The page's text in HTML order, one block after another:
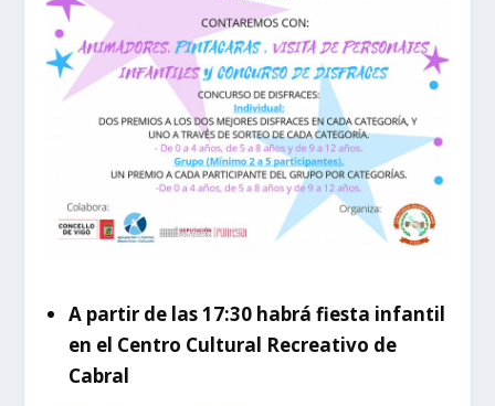
A partir de las 17:30 habrá fiesta infantil
en el Centro Cultural Recreativo de
Cabral